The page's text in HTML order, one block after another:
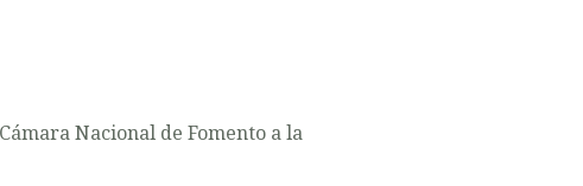
Nacional de Fomento a la